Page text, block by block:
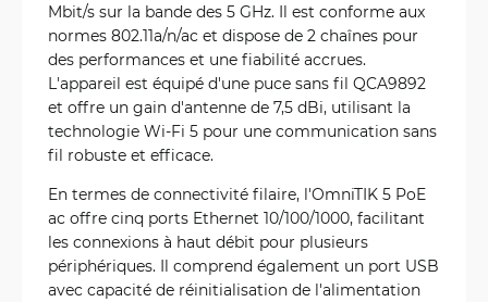
Mbit/s sur la bande des 5 GHz. Il est conforme aux
normes 802.11a/n/ac et dispose de 2 chaînes pour
des performances et une fiabilité accrues.
L'appareil est équipé d'une puce sans fil QCA9892
et offre un gain d'antenne de 7,5 dBi, utilisant la
technologie Wi-Fi 5 pour une communication sans
fil robuste et efficace.
En termes de connectivité filaire, l'OmniTIK 5 PoE
ac offre cinq ports Ethernet 10/100/1000, facilitant
les connexions à haut débit pour plusieurs
périphériques. Il comprend également un port USB
avec capacité de réinitialisation de l'alimentation